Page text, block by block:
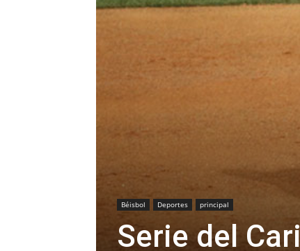
Béisbol Deportes principal
Serie del